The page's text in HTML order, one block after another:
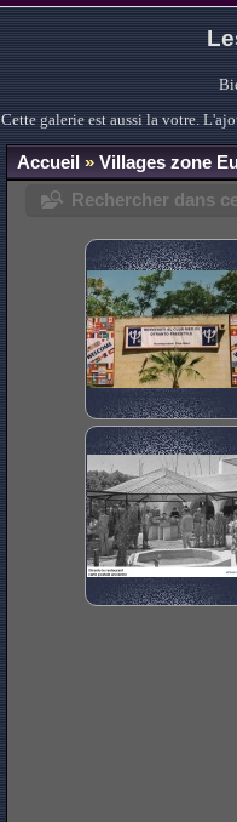
Cette galerie est aussi la votre.
Accueil» Villages zone
Rechercher dans